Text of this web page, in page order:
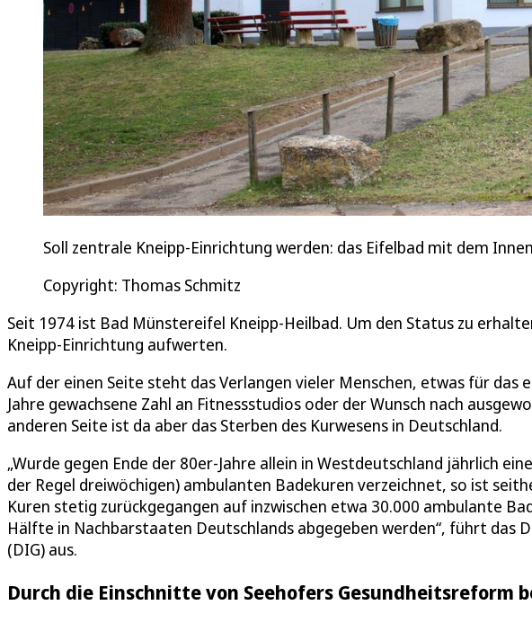
Soll zentrale Kneipp-Einrichtung werden: das Eifelbad mit dem
Copyright: Thomas Schmitz
Seit 1974 ist Bad Münstereifel Kneipp-Heilbad. Um den Status zu
Kneipp-Einrichtung aufwerten.
Auf der einen Seite steht das Verlangen vieler Menschen, etwas für das
Jahre gewachsene Zahl an Fitnessstudios oder der Wunsch nach
anderen Seite ist da aber das Sterben des Kurwesens in Deutschland.
„Wurde gegen Ende der 80er-Jahre allein in Westdeutschland jährlich
der Regel dreiwöchigen) ambulanten Badekuren verzeichnet, so ist
Kuren stetig zurückgegangen auf inzwischen etwa 30.000 ambulante
Hälfte in Nachbarstaaten Deutschlands abgegeben werden“, führt das
(DIG) aus.
Durch die Einschnitte von Seehofers Gesundheitsreform